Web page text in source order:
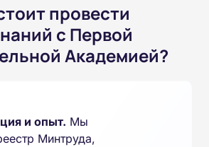
провести
с Первой
Академией?
и опыт. Мы
Минтруда,